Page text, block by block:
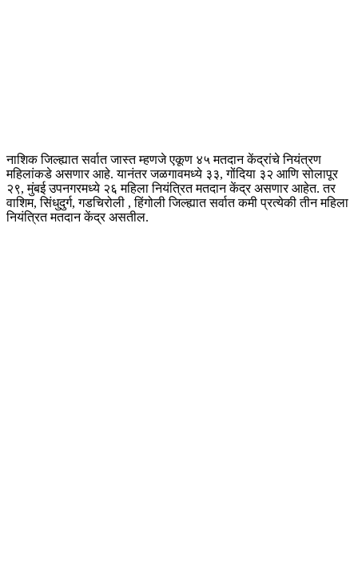
नाशिक जिल्ह्यात सर्वात जास्त म्हणजे एकूण ४५ मतदान केंद्रांचे नियंत्रण
महिलांकडे असणार आहे. यानंतर जळगावमध्ये ३३, गोंदिया ३२ आणि सोलापूर
२९, मुंबई उपनगरमध्ये २६ महिला नियंत्रित मतदान केंद्र असणार आहेत. तर
वाशिम, सिंधुदुर्ग, गडचिरोली , हिंगोली जिल्ह्यात सर्वात कमी प्रत्येकी तीन महिला
नियंत्रित मतदान केंद्र असतील.